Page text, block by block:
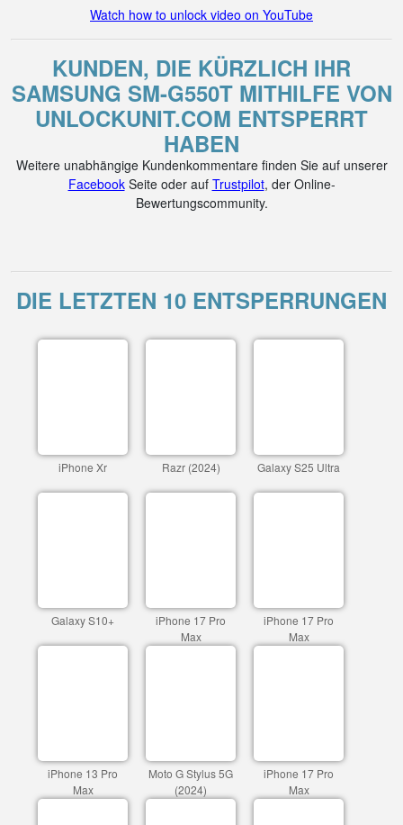
Watch how to unlock video on YouTube
KUNDEN, DIE KÜRZLICH IHR
SAMSUNG SM-G550T MITHILFE VON
UNLOCKUNIT.COM ENTSPERRT
HABEN
Weitere unabhängige Kundenkommentare finden Sie auf unserer
FacebookSeite oder auf Trustpilot, der Online-
Bewertungscommunity.
DIE LETZTEN 10 ENTSPERRUNGEN
iPhone Xr Razr (2024) Galaxy S25 Ultra
Galaxy S10+
iPhone 17 Pro
Max
iPhone 17 Pro
Max
iPhone 13 Pro
Max
Moto G Stylus 5G
(2024)
iPhone 17 Pro
Max